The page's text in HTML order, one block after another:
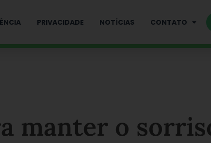
PRIVACIDADE NOTÍCIAS CONTATO
manter o